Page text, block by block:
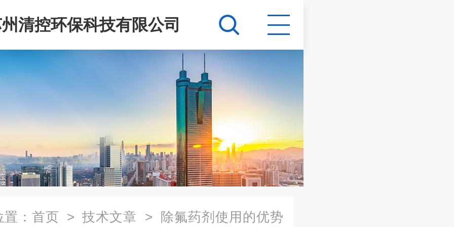
清控环保科技有限公司
： 首页 > 技术文章 > 除氟药剂使用的优势